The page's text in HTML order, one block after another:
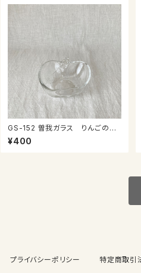
GS-152 曽我ガラス りんごのミ
ニ鉢
¥400
プライバシーポリシー 特定商取引